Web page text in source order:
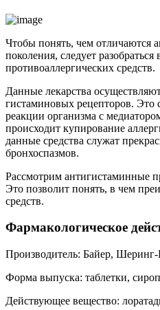
Чтобы понять, чем отличаются
поколения, следует
противоаллергических средств.
Данные лекарства
гистаминовых рецепторов. Это
реакции организма с
происходит купирование
данные средства служат
бронхоспазмов.
Рассмотрим антигистаминные
Это позволит понять, в чем
средств.
Фармакологическое
Производитель: Байер,
Форма выпуска: таблетки, сироп
Действующее вещество: